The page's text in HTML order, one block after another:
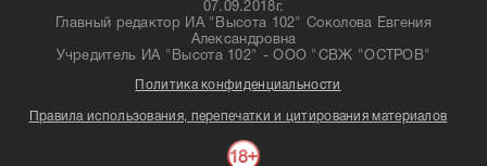
07.09.2018г.
Главный редактор ИА "Высота 102" Соколова Евгения
Александровна
Учредитель ИА "Высота 102" - ООО "СВЖ "ОСТРОВ"
Политика конфиденциальности
Правила использования, перепечатки и цитирования материалов